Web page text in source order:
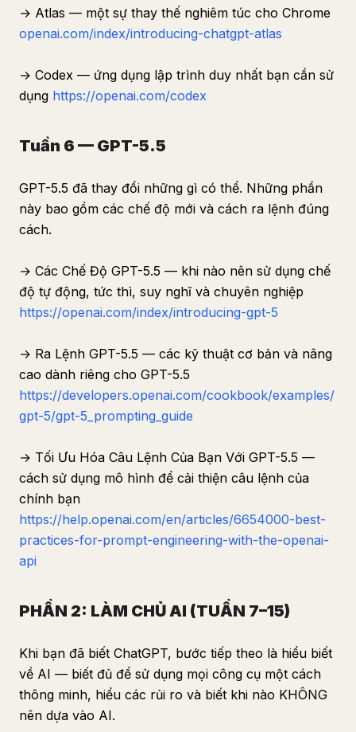
→ Atlas — một sự thay thế nghiêm túc cho Chrome
openai.com/index/introducing-chatgpt-atlas
→ Codex — ứng dụng lập trình duy nhất bạn cần sử
dụng https://openai.com/codex
Tuần 6 — GPT-5.5
GPT-5.5 đã thay đổi những gì có thể. Những phần
này bao gồm các chế độ mới và cách ra lệnh đúng
cách.
→ Các Chế Độ GPT-5.5 — khi nào nên sử dụng chế
độ tự động, tức thì, suy nghĩ và chuyên nghiệp
https://openai.com/index/introducing-gpt-5
→ Ra Lệnh GPT-5.5 — các kỹ thuật cơ bản và nâng
cao dành riêng cho GPT-5.5
https://developers.openai.com/cookbook/examples/
gpt-5/gpt-5_prompting_guide
→ Tối Ưu Hóa Câu Lệnh Của Bạn Với GPT-5.5 —
cách sử dụng mô hình để cải thiện câu lệnh của
chính bạn
https://help.openai.com/en/articles/6654000-best-
practices-for-prompt-engineering-with-the-openai-
api
PHẦN 2: LÀM CHỦ AI (TUẦN 7–15)
Khi bạn đã biết ChatGPT, bước tiếp theo là hiểu biết
về AI — biết đủ để sử dụng mọi công cụ một cách
thông minh, hiểu các rủi ro và biết khi nào KHÔNG
nên dựa vào AI.